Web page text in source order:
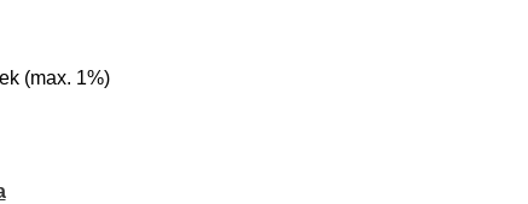
(max. 1%)